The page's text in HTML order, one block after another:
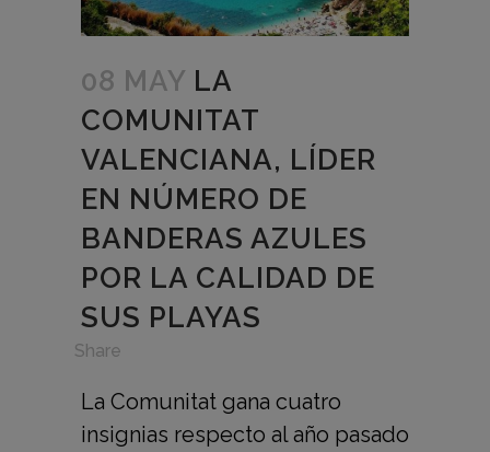
08 MAY LA
COMUNITAT
VALENCIANA, LÍDER
EN NÚMERO DE
BANDERAS AZULES
POR LA CALIDAD DE
SUS PLAYAS
Share
La Comunitat gana cuatro
insignias respecto al año pasado